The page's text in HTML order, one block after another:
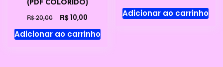
(PDF COLORIDO)
R$20,00
preço
original
R$10,00
preço
atual
Adicionar ao carrinho
preço
original
preço
atual
Adicionar ao carrinho